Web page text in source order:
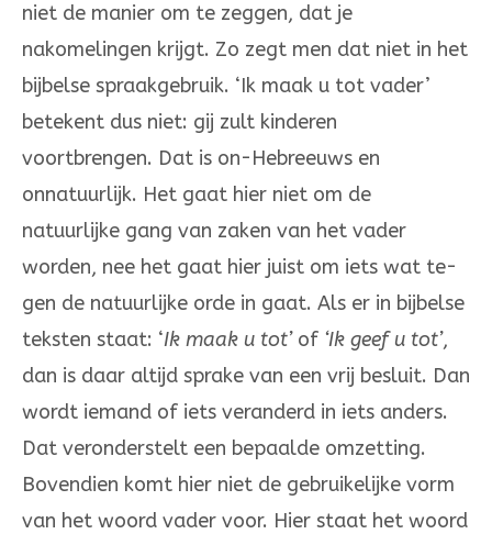
niet de manier om te zeg­gen, dat je
nakomelingen krijgt. Zo zegt men dat niet in het
bijbelse spraak­gebruik. ‘Ik maak u tot va­der’
betekent dus niet: gij zult kinderen
voortbrengen. Dat is on­-Hebreeuws en
onnatuurlijk. Het gaat hier niet om de
natuurlijke gang van za­ken van het vader
worden, nee het gaat hier juist om iets wat te­
gen de natuurlijke orde in gaat. Als er in bijbelse
tek­sten staat: ‘Ik maak u tot’of ‘Ik geef u tot’,
dan is daar altijd sprake van een vrij be­sluit. Dan
wordt iemand of iets veranderd in iets anders.
Dat veronderstelt een bepaalde omzetting.
Bovendien komt hier niet de gebruikelijke vorm
van het woord va­der voor. Hier staat het woord